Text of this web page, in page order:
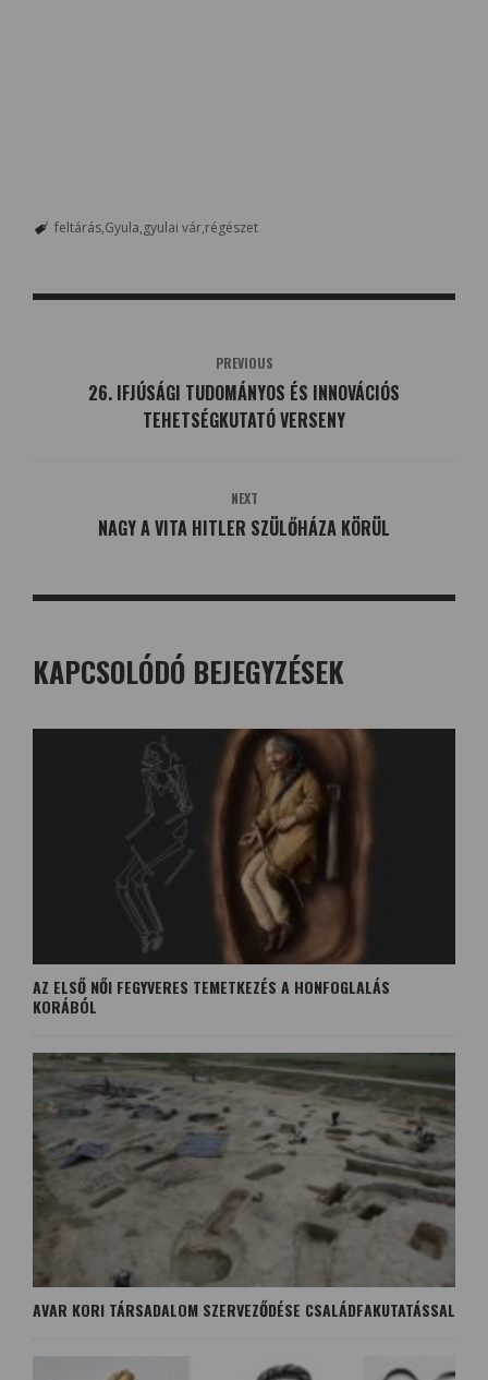
feltárás Gyula gyulai vár régészet
PREVIOUS
26. IFJÚSÁGI TUDOMÁNYOS ÉS INNOVÁCIÓS
TEHETSÉGKUTATÓ VERSENY
NEXT
NAGY A VITA HITLER SZÜLŐHÁZA KÖRÜL
KAPCSOLÓDÓ BEJEGYZÉSEK
AZ ELSŐ NŐI FEGYVERES TEMETKEZÉS A HONFOGLALÁS
KORÁBÓL
AVAR KORI TÁRSADALOM SZERVEZŐDÉSE CSALÁDFAKUTATÁSSAL